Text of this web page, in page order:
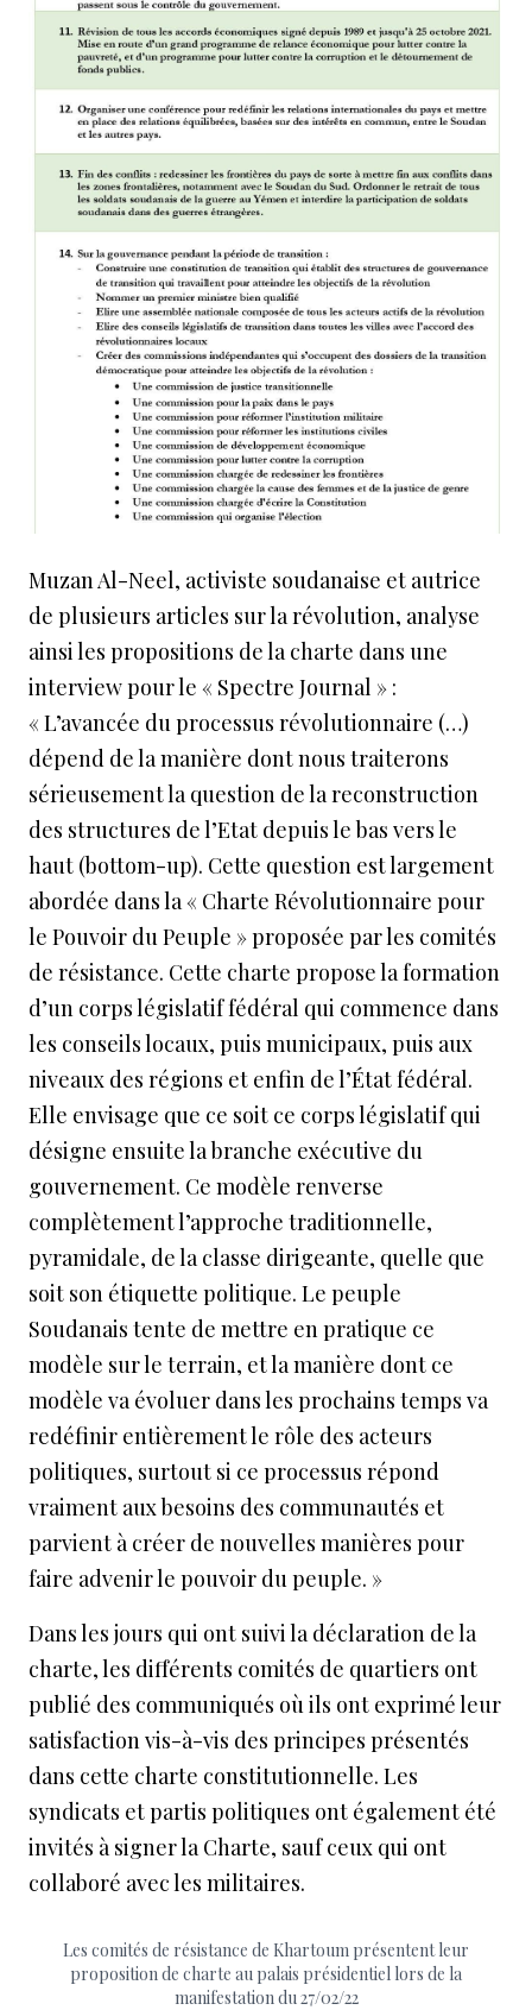
Muzan Al-Neel, activiste soudanaise et autrice
de plusieurs articles sur la révolution, analyse
ainsi les propositions de la charte dans une
interview pour le « Spectre Journal » :
« L’avancée du processus révolutionnaire (…)
dépend de la manière dont nous traiterons
sérieusement la question de la reconstruction
des structures de l’Etat depuis le bas vers le
haut (bottom-up). Cette question est largement
abordée dans la « Charte Révolutionnaire pour
le Pouvoir du Peuple » proposée par les comités
de résistance. Cette charte propose la formation
d’un corps législatif fédéral qui commence dans
les conseils locaux, puis municipaux, puis aux
niveaux des régions et enfin de l’État fédéral.
Elle envisage que ce soit ce corps législatif qui
désigne ensuite la branche exécutive du
gouvernement. Ce modèle renverse
complètement l’approche traditionnelle,
pyramidale, de la classe dirigeante, quelle que
soit son étiquette politique. Le peuple
Soudanais tente de mettre en pratique ce
modèle sur le terrain, et la manière dont ce
modèle va évoluer dans les prochains temps va
redéfinir entièrement le rôle des acteurs
politiques, surtout si ce processus répond
vraiment aux besoins des communautés et
parvient à créer de nouvelles manières pour
faire advenir le pouvoir du peuple. »
Dans les jours qui ont suivi la déclaration de la
charte, les différents comités de quartiers ont
publié des communiqués où ils ont exprimé leur
satisfaction vis-à-vis des principes présentés
dans cette charte constitutionnelle. Les
syndicats et partis politiques ont également été
invités à signer la Charte, sauf ceux qui ont
collaboré avec les militaires.
Les comités de résistance de Khartoum présentent leur
proposition de charte au palais présidentiel lors de la
manifestation du 27/02/22